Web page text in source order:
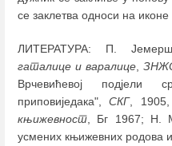
се заклетва односи на иконе
ЛИТЕРАТУРА: П.
гаталице и варалице ,
Врчевићевој подјели
приповиједака",СКГ,
књижевност , Бг 1967; Н.
усмених књижевних родова